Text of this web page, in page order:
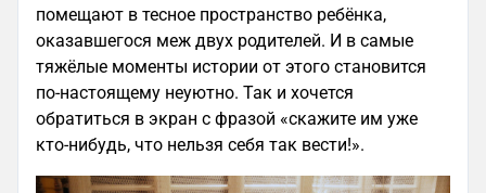
помещают в тесное пространство ребёнка,
оказавшегося меж двух родителей. И в самые
тяжёлые моменты истории от этого становится
по-настоящему неуютно. Так и хочется
обратиться в экран с фразой «скажите им уже
кто-нибудь, что нельзя себя так вести!».